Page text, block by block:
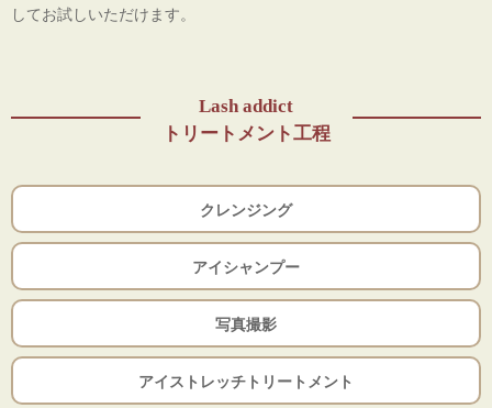
してお試しいただけます。
Lash addict
トリートメント工程
クレンジング
アイシャンプー
写真撮影
アイストレッチトリートメント